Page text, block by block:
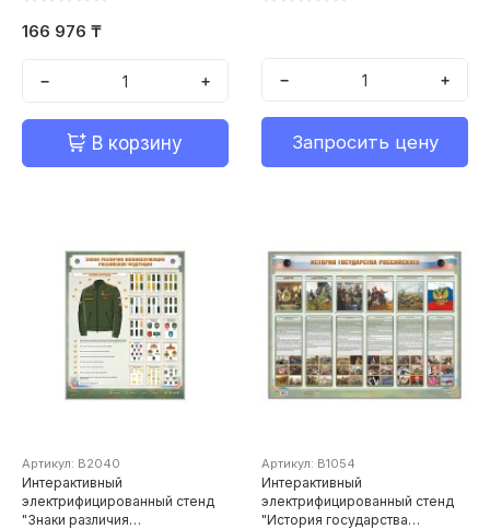
166 976 ₸
− +
В корзину
− +
Запросить цену
Артикул: В2040
Интерактивный
электрифицированный стенд
"Знаки различия
Артикул: В1054
Интерактивный
электрифицированный стенд
"История государства